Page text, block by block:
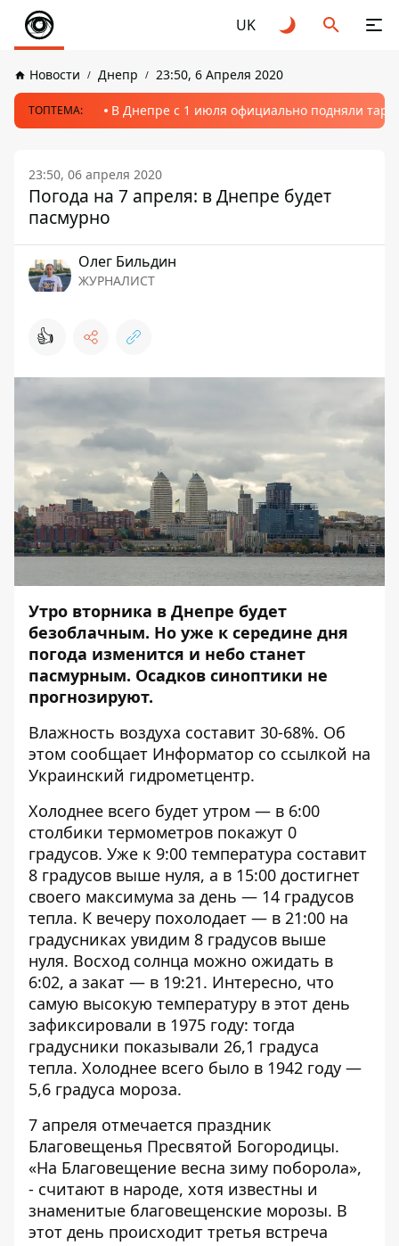
UK
Новости Днепр 23:50, 6 Апреля 2020
ТОПТЕМА: В Днепре с 1 июля официально подняли
23:50, 06 апреля 2020
Погода на 7 апреля: в Днепре будет
пасмурно
Олег Бильдин
ЖУРНАЛИСТ
👍
Утро вторника в Днепре будет
безоблачным. Но уже к середине дня
погода изменится и небо станет
пасмурным. Осадков синоптики не
прогнозируют.
Влажность воздуха составит 30-68%. Об
этом сообщает Информатор со ссылкой на
Украинский гидрометцентр.
Холоднее всего будет утром — в 6:00
столбики термометров покажут 0
градусов. Уже к 9:00 температура составит
8 градусов выше нуля, а в 15:00 достигнет
своего максимума за день — 14 градусов
тепла. К вечеру похолодает — в 21:00 на
градусниках увидим 8 градусов выше
нуля. Восход солнца можно ожидать в
6:02, а закат — в 19:21. Интересно, что
самую высокую температуру в этот день
зафиксировали в 1975 году: тогда
градусники показывали 26,1 градуса
тепла. Холоднее всего было в 1942 году —
5,6 градуса мороза.
7 апреля отмечается праздник
Благовещенья Пресвятой Богородицы.
«На Благовещение весна зиму поборола»,
- считают в народе, хотя известны и
знаменитые благовещенские морозы. В
этот день происходит третья встреча